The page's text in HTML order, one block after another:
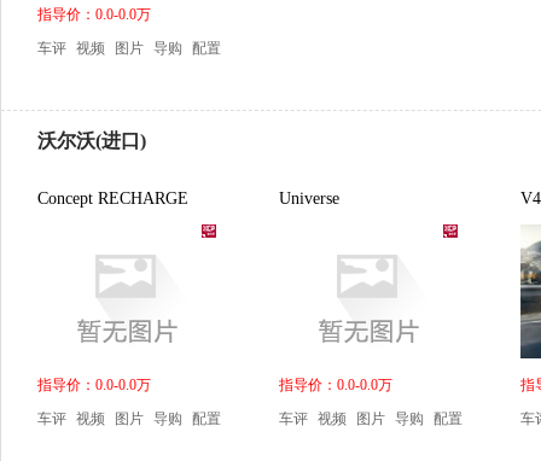
指导价：0.0-0.0万
车评 视频 图片 导购 配置
沃尔沃(进口)
Concept RECHARGE
指导价：0.0-0.0万
车评 视频 图片 导购 配置
Universe
指导价：0.0-0.0万
车评 视频 图片 导购 配置
指
车